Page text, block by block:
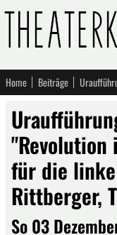
Home Beiträge
"Revolution
für die
Rittberger,
So 03